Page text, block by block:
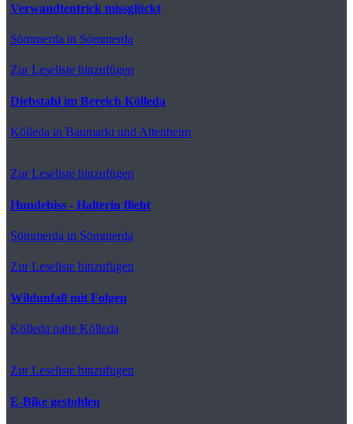
Verwandtentrick missglückt
Sömmerda in Sömmerda
Zur Leseliste hinzufügen
Diebstahl im Bereich Kölleda
Kölleda in Baumarkt und Altenheim
Zur Leseliste hinzufügen
Hundebiss - Halterin flieht
Sömmerda in Sömmerda
Zur Leseliste hinzufügen
Wildunfall mit Folgen
Kölleda nahe Kölleda
Zur Leseliste hinzufügen
E-Bike gestohlen